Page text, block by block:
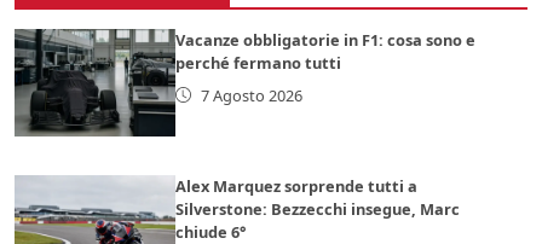
Vacanze obbligatorie in F1: cosa sono e
perché fermano tutti
7 Agosto 2026
Alex Marquez sorprende tutti a
Silverstone: Bezzecchi insegue, Marc
chiude 6°